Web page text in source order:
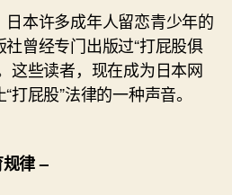
本许多成年人留恋青少年的
曾经专门出版过“打屁股俱
这些读者，现在成为日本网
屁股”法律的一种声音。
律 –